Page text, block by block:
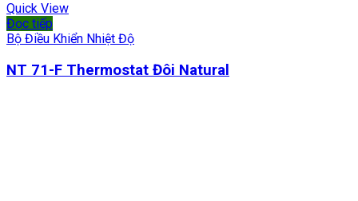
Quick View
Đọc tiếp
Bộ Điều Khiển Nhiệt Độ
NT 71-F Thermostat Đôi Natural